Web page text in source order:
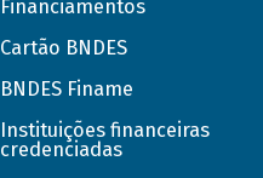
Financiamentos
Cartão BNDES
BNDES Finame
Instituições financeiras
credenciadas